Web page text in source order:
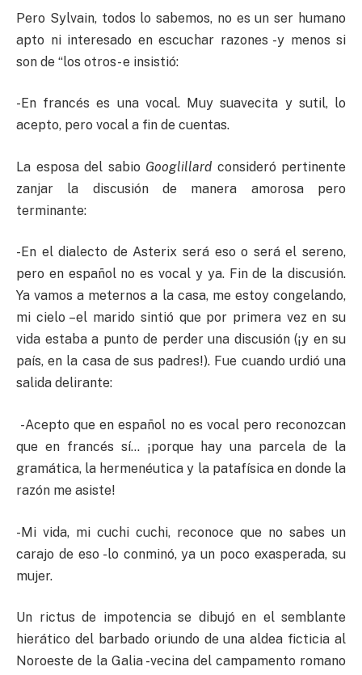
Pero Sylvain, todos lo sabemos, no es un ser humano
apto ni interesado en escuchar razones -y menos si
son de “los otros- e insistió:
-En francés es una vocal. Muy suavecita y sutil, lo
acepto, pero vocal a fin de cuentas.
La esposa del sabio Googlillard consideró pertinente
zanjar la discusión de manera amorosa pero
terminante:
-En el dialecto de Asterix será eso o será el sereno,
pero en español no es vocal y ya. Fin de la discusión.
Ya vamos a meternos a la casa, me estoy congelando,
mi cielo –el marido sintió que por primera vez en su
vida estaba a punto de perder una discusión (¡y en su
país, en la casa de sus padres!). Fue cuando urdió una
salida delirante:
-Acepto que en español no es vocal pero reconozcan
que en francés sí… ¡porque hay una parcela de la
gramática, la hermenéutica y la patafísica en donde la
razón me asiste!
-Mi vida, mi cuchi cuchi, reconoce que no sabes un
carajo de eso -lo conminó, ya un poco exasperada, su
mujer.
Un rictus de impotencia se dibujó en el semblante
hierático del barbado oriundo de una aldea ficticia al
Noroeste de la Galia -vecina del campamento romano